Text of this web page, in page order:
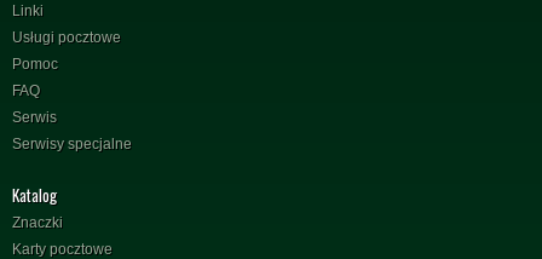
Linki
Usługi pocztowe
Pomoc
FAQ
Serwis
Serwisy specjalne
Katalog
Znaczki
Karty pocztowe